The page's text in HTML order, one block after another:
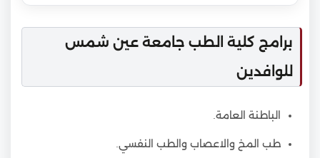
برامج كلية الطب جامعة عين شمس
للوافدين
الباطنة العامة.
طب المخ والاعصاب والطب النفسي.